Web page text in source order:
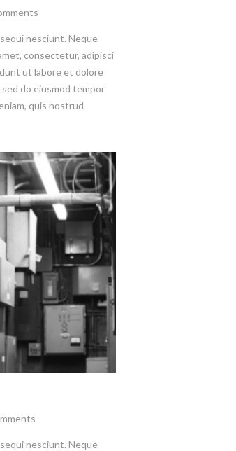
nesciunt. Neque
consectetur, adipisci
ut labore et dolore
do eiusmod tempor
quis nostrud
nesciunt. Neque